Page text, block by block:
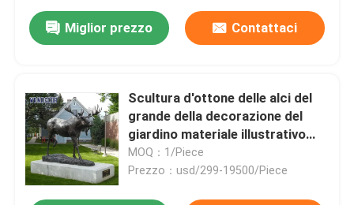
Miglior prezzo Contattaci
Scultura d'ottone delle alci del
grande della decorazione del
giardino materiale illustrativo
selvaggio animale della casa
MOQ：1/Piece
Prezzo：usd/299-19500/Piece